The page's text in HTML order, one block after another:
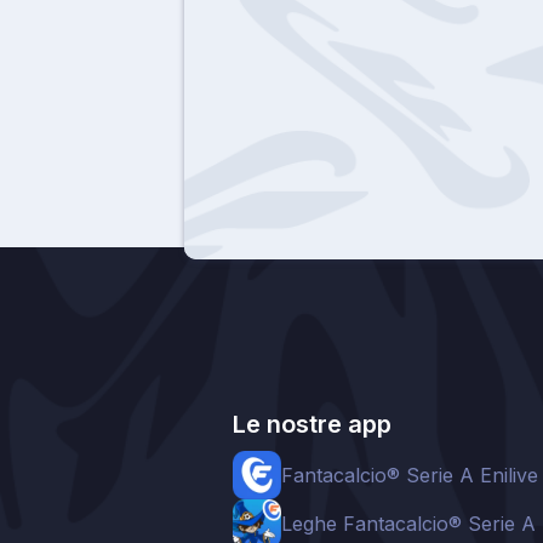
Le nostre app
Fantacalcio® Serie A Enilive
Leghe Fantacalcio® Serie A